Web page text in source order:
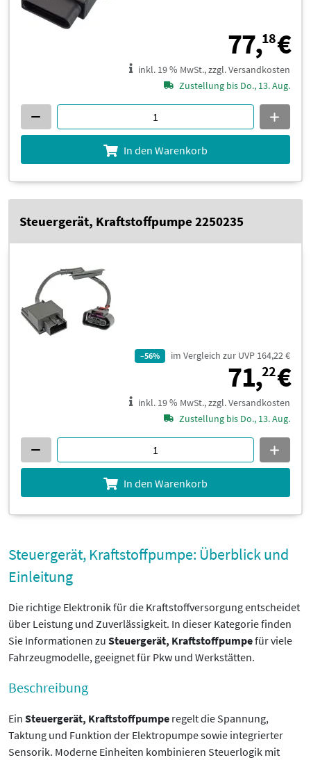
77,18€
inkl. 19 % MwSt., zzgl. Versandkosten
Zustellung bis Do., 13. Aug.
In den Warenkorb
Steuergerät, Kraftstoffpumpe 2250235
–56% im Vergleich zur UVP 164,22 €
71,22€
inkl. 19 % MwSt., zzgl. Versandkosten
Zustellung bis Do., 13. Aug.
In den Warenkorb
Steuergerät, Kraftstoffpumpe: Überblick und
Einleitung
Die richtige Elektronik für die Kraftstoffversorgung entscheidet
über Leistung und Zuverlässigkeit. In dieser Kategorie finden
Sie Informationen zu Steuergerät, Kraftstoffpumpefür viele
Fahrzeugmodelle, geeignet für Pkw und Werkstätten.
Beschreibung
Ein Steuergerät, Kraftstoffpumpe regelt die Spannung,
Taktung und Funktion der Elektropumpe sowie integrierter
Sensorik. Moderne Einheiten kombinieren Steuerlogik mit